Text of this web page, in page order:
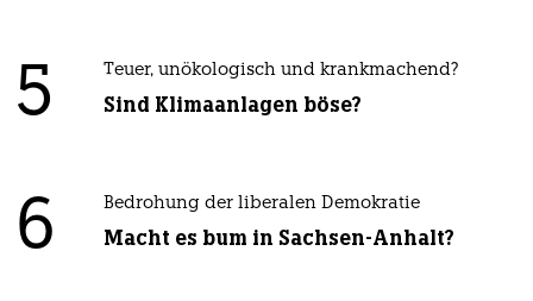
5 Teuer, unökologisch und krankmachend?
Sind Klimaanlagen böse?
6 Bedrohung der liberalen Demokratie
Macht es bum in Sachsen-Anhalt?